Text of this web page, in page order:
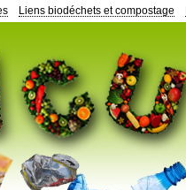
Liens biodéchets et compostage